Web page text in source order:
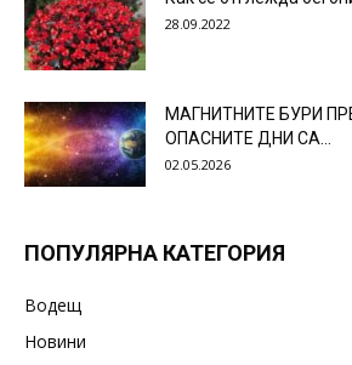
28.09.2022
МАГНИТНИТЕ БУРИ
ОПАСНИТЕ ДНИ СА…
02.05.2026
ПОПУЛЯРНА КАТЕГОРИЯ
Водещ
Новини